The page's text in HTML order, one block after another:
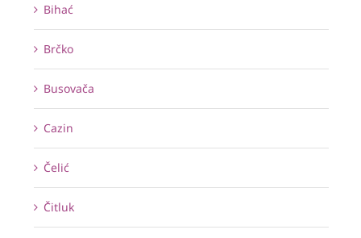
Bihać
Brčko
Busovača
Cazin
Čelić
Čitluk